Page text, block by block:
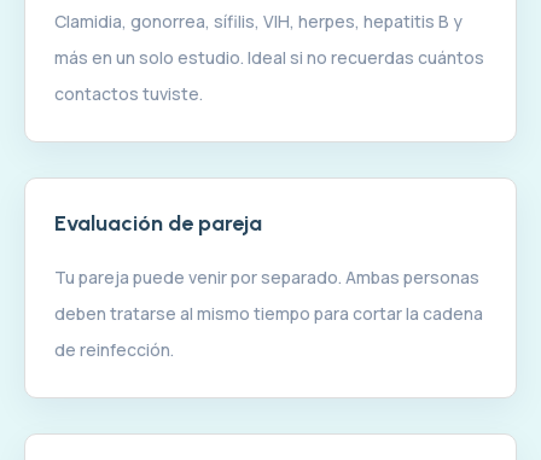
Clamidia, gonorrea, sífilis, VIH, herpes, hepatitis B y
más en un solo estudio. Ideal si no recuerdas cuántos
contactos tuviste.
Evaluación de pareja
Tu pareja puede venir por separado. Ambas personas
deben tratarse al mismo tiempo para cortar la cadena
de reinfección.